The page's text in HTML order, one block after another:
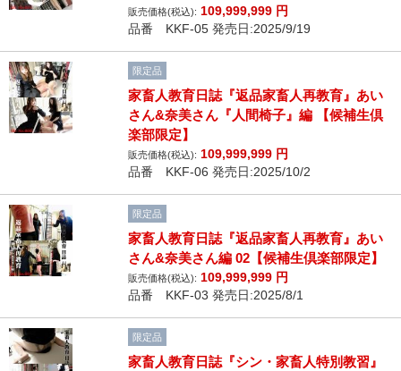
販売価格(税込): 109,999,999 円
品番 KKF-05 発売日:2025/9/19
限定品
家畜人教育日誌『返品家畜人再教育』あい
さん&奈美さん『人間椅子』編 【候補生倶
楽部限定】
販売価格(税込): 109,999,999 円
品番 KKF-06 発売日:2025/10/2
限定品
家畜人教育日誌『返品家畜人再教育』あい
さん&奈美さん編 02【候補生倶楽部限定】
販売価格(税込): 109,999,999 円
品番 KKF-03 発売日:2025/8/1
限定品
家畜人教育日誌『シン・家畜人特別教習』